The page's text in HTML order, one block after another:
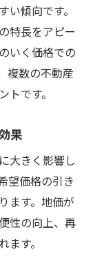
傾向です。
特長をアピー
いく価格での
複数の不動産
です。
果
大きく影響し
望価格の引き
ます。地価が
性の向上、再
す。